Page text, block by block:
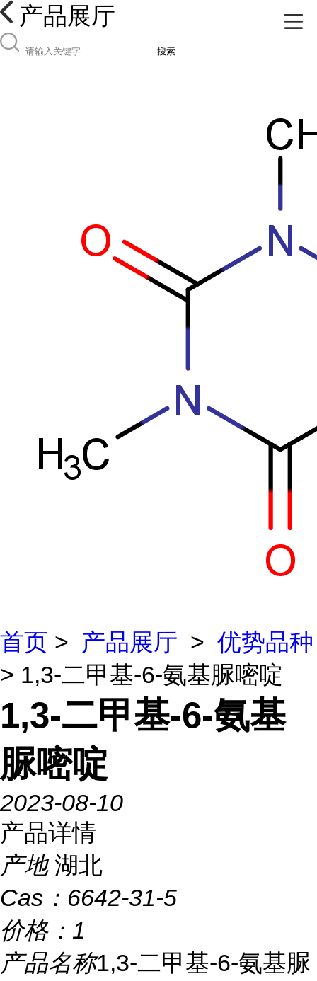
产品展厅
搜索
首页 > 产品展厅 > 优势品种
> 1,3-二甲基-6-氨基脲嘧啶
1,3-二甲基-6-氨基
脲嘧啶
2023-08-10
产品详情
产地 湖北
Cas： 6642-31-5
价格： 1
产品名称1,3-二甲基-6-氨基脲